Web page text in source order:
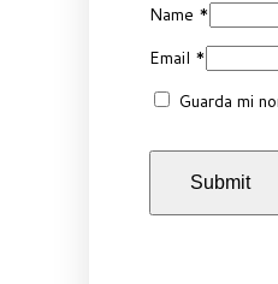
Name *
Email *
Guarda mi